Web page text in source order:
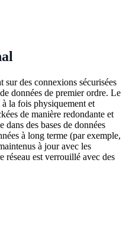
des connexions sécurisées
données de premier ordre. Le
la fois physiquement et
de manière redondante et
des bases de données
à long terme (par exemple,
à jour avec les
réseau est verrouillé avec des